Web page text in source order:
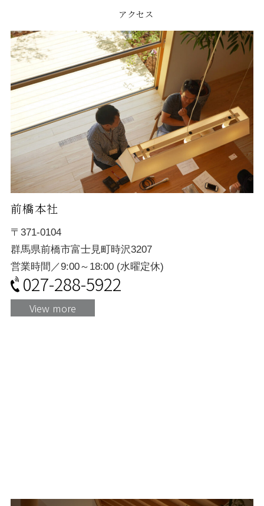
アクセス
前橋本社
〒371-0104
群馬県前橋市富士見町時沢3207
営業時間／9:00～18:00 (水曜定休)
027-288-5922
View more